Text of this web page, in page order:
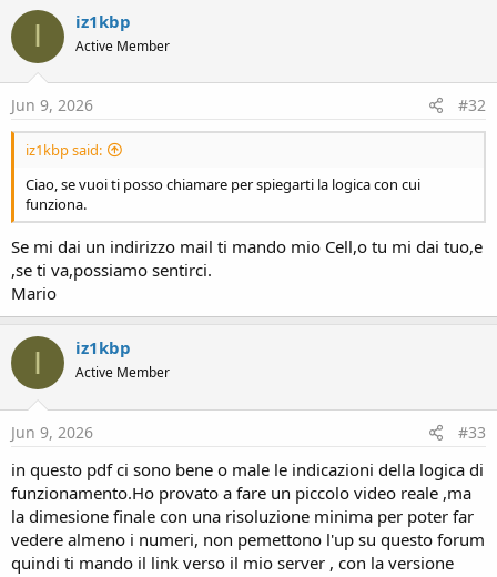
I iz1kbp
Active Member
Jun 9, 2026 #32
iz1kbp said:
Ciao, se vuoi ti posso chiamare per spiegarti la logica con cui
funziona.
Se mi dai un indirizzo mail ti mando mio Cell,o tu mi dai tuo,e
,se ti va,possiamo sentirci.
Mario
I iz1kbp
Active Member
Jun 9, 2026 #33
in questo pdf ci sono bene o male le indicazioni della logica di
funzionamento.Ho provato a fare un piccolo video reale ,ma
la dimesione finale con una risoluzione minima per poter far
vedere almeno i numeri, non pemettono l'up su questo forum
quindi ti mando il link verso il mio server , con la versione